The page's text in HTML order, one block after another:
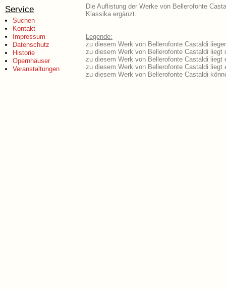
Service
Suchen
Kontakt
Impressum
Datenschutz
Historie
Opernhäuser
Veranstaltungen
Die Auflistung der Werke von Bellerofonte
Klassika ergänzt.
Legende:
zu diesem Werk von Bellerofonte Castaldi
zu diesem Werk von Bellerofonte Castaldi liegt
zu diesem Werk von Bellerofonte Castaldi liegt
zu diesem Werk von Bellerofonte Castaldi liegt
zu diesem Werk von Bellerofonte Castaldi